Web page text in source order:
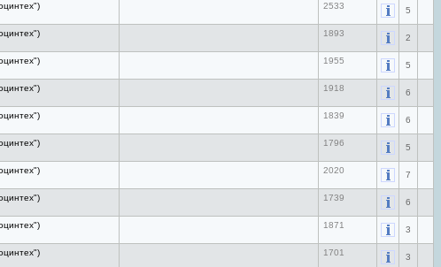
2533 5
1893 2
1955 5
1918 6
1839 6
1796 5
2020 7
1739 6
1871 3
1701 3